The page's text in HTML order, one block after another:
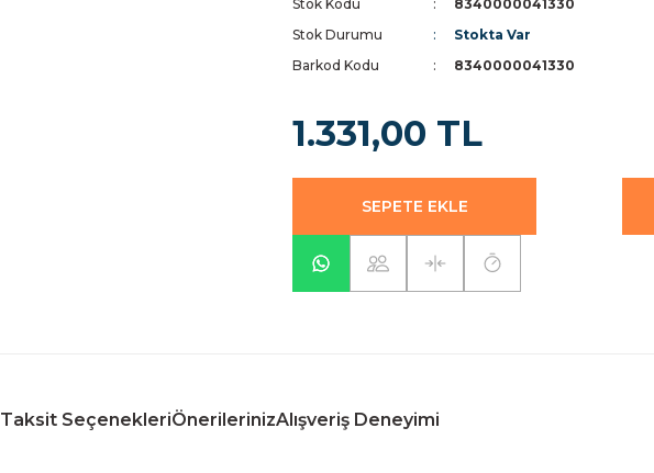
Stok Kodu
8340000041330
Stok Durumu
Stokta Var
Barkod Kodu
8340000041330
1.331,00 TL
SEPETE EKLE
Taksit SeçenekleriÖnerilerinizAlışveriş Deneyimi